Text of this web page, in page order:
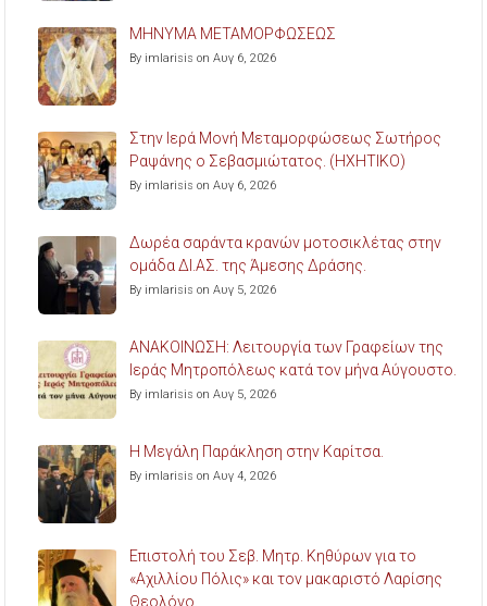
ΜΗΝΥΜΑ ΜΕΤΑΜΟΡΦΩΣΕΩΣ
By imlarisis on Αυγ 6, 2026
Στην Ιερά Μονή Μεταμορφώσεως Σωτήρος
Ραψάνης ο Σεβασμιώτατος. (ΗΧΗΤΙΚΟ)
By imlarisis on Αυγ 6, 2026
Δωρέα σαράντα κρανών μοτοσικλέτας στην
ομάδα ΔΙ.ΑΣ. της Άμεσης Δράσης.
By imlarisis on Αυγ 5, 2026
ΑΝΑΚΟΙΝΩΣΗ: Λειτουργία των Γραφείων της
Ιεράς Μητροπόλεως κατά τον μήνα Αύγουστο.
By imlarisis on Αυγ 5, 2026
Η Μεγάλη Παράκληση στην Καρίτσα.
By imlarisis on Αυγ 4, 2026
Επιστολή του Σεβ. Μητρ. Κηθύρων για το
«Αχιλλίου Πόλις» και τον μακαριστό Λαρίσης
Θεολόγο.